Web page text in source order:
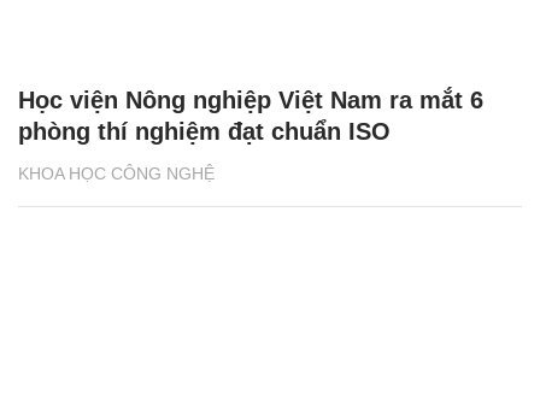
KHOA HỌC CÔNG NGHỆ
Học viện Nông nghiệp Việt Nam ra mắt 6
phòng thí nghiệm đạt chuẩn ISO